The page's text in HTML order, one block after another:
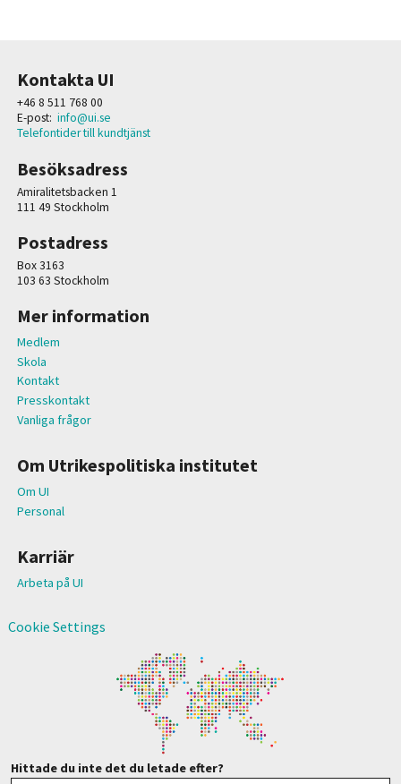
Kontakta UI
+46 8 511 768 00
E-post: info@ui.se
Telefontider till kundtjänst
Besöksadress
Amiralitetsbacken 1
111 49 Stockholm
Postadress
Box 3163
103 63 Stockholm
Mer information
Medlem
Skola
Kontakt
Presskontakt
Vanliga frågor
Om Utrikespolitiska institutet
Om UI
Personal
Karriär
Arbeta på UI
Cookie Settings
Hittade du inte det du letade efter?